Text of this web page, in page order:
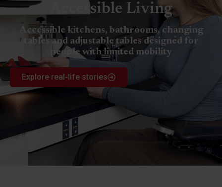
Accessible Living
Accessible kitchens, bathrooms, changing
tables and adjustable tables designed for
people with limited mobility
Explore real-life stories